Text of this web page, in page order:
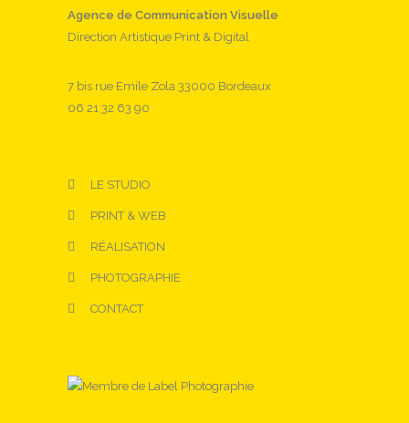
Agence de Communication Visuelle
Direction Artistique Print & Digital
7 bis rue Emile Zola 33000 Bordeaux
06 21 32 63 90
LE STUDIO
PRINT & WEB
RÉALISATION
PHOTOGRAPHIE
CONTACT